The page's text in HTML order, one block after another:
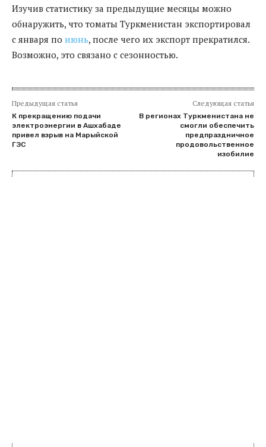
Изучив статистику за предыдущие месяцы можно
обнаружить, что томаты Туркменистан экспортировал
с января по июнь, после чего их экспорт прекратился.
Возможно, это связано с сезонностью.
Предыдущая статья
К прекращению подачи
электроэнергии в Ашхабаде
привел взрыв на Марыйской
ГЭС
Следующая статья
В регионах Туркменистана не
смогли обеспечить
предпраздничное
продовольственное
изобилие